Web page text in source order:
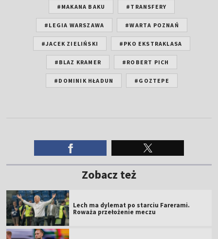
#MAKANA BAKU #TRANSFERY
#LEGIA WARSZAWA #WARTA POZNAŃ
#JACEK ZIELIŃSKI #PKO EKSTRAKLASA
#BLAZ KRAMER #ROBERT PICH
#DOMINIK HŁADUN #GOZTEPE
Zobacz też
Lech ma dylemat po starciu Farerami.
Roważa przełożenie meczu